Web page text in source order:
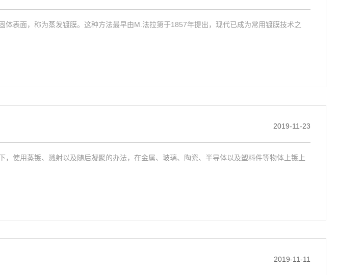
体表面，称为蒸发镀膜。这种方法最早由M.法拉第于1857年提出，现代已成为常用镀膜技术之
2019-11-23
，使用蒸镀、溅射以及随后凝聚的办法，在金属、玻璃、陶瓷、半导体以及塑料件等物体上镀上
2019-11-11